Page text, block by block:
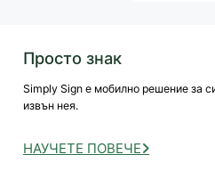
Просто знак
Simply Sign е мобилно решение за
извън нея.
НАУЧЕТЕ ПОВЕЧЕ